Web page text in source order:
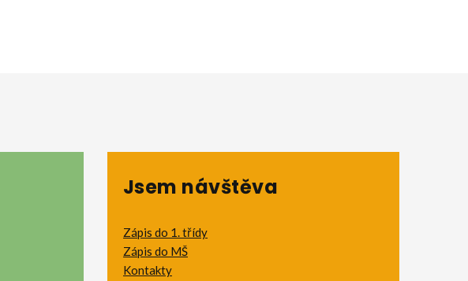
Jsem návštěva
Zápis do 1. třídy
Zápis do MŠ
Kontakty